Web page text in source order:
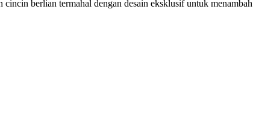
berlian termahal dengan desain eksklusif untuk